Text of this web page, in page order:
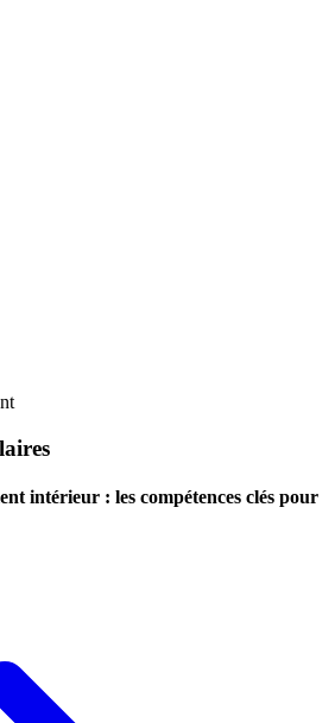
intérieur : les compétences clés pour